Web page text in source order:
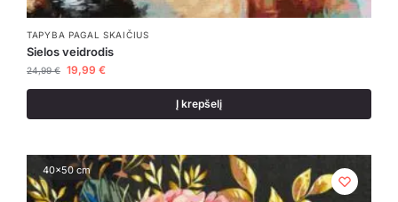
TAPYBA PAGAL SKAIČIUS
Sielos veidrodis
24,99€ 19,99 €
Į krepšelį
40x50 cm